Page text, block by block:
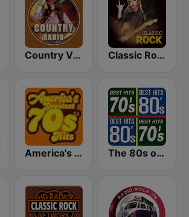
Country Vibes Classic Rock Station
America's Greatest 70s Hits The 80s on the 80s